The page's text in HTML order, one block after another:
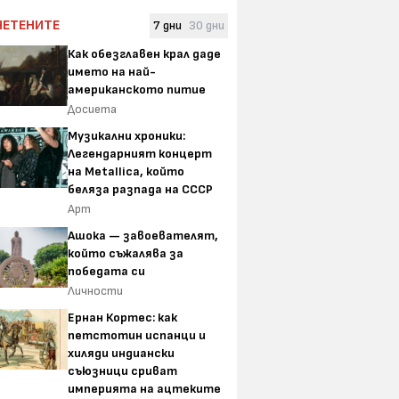
7 дни 30 дни
Как обезглавен крал даде
името на най-
американското питие
Досиета
Музикални хроники:
Легендарният концерт
на Metallica, който
беляза разпада на СССР
Арт
Ашока — завоевателят,
който съжалява за
победата си
Личности
Ернан Кортес: как
петстотин испанци и
хиляди индиански
съюзници сриват
империята на ацтеките